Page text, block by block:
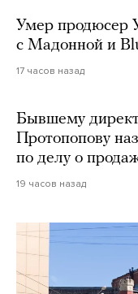
Умер продюсер
с Мадонной и
17 часов назад
Бывшему
Протопопову
по делу о
19 часов назад